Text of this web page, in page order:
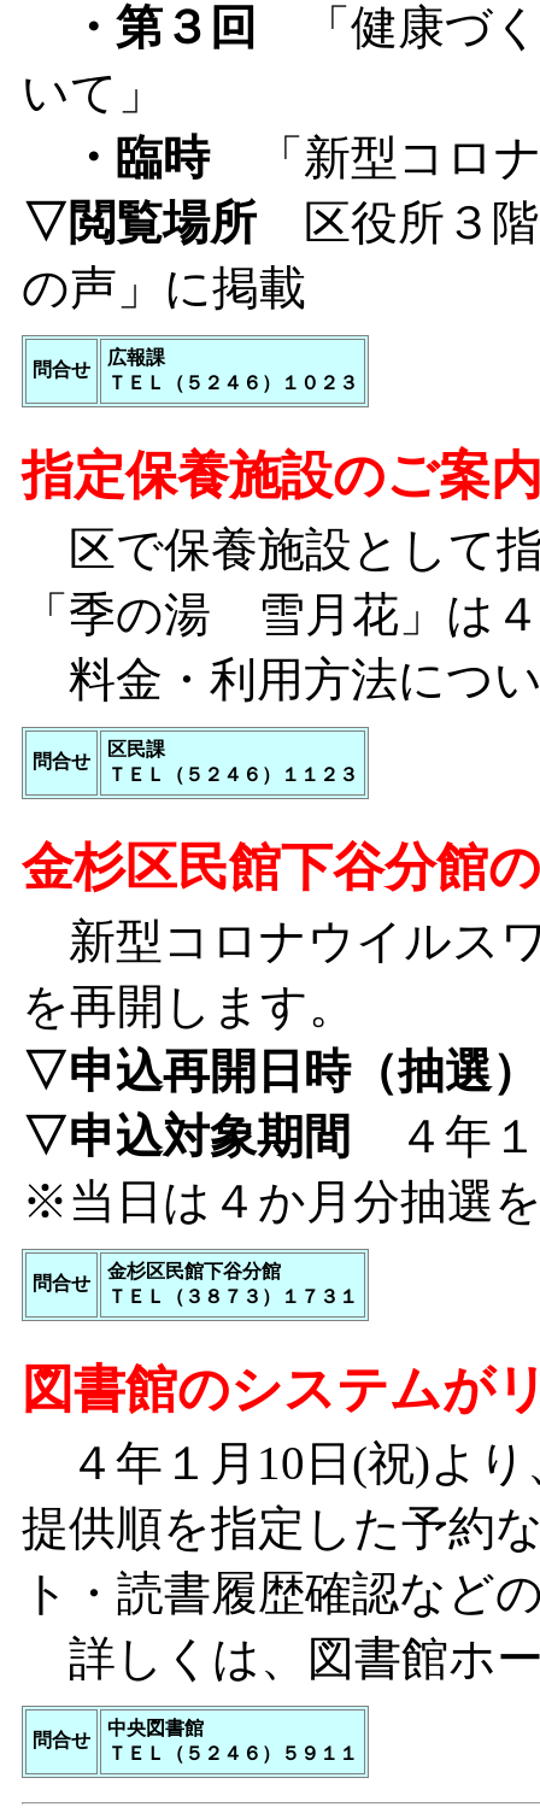
・第３回
「健康づく
いて」
・臨時「新型コロナ
▽閲覧場所
区役所３
の声」に掲載
問合せ
広報課
ＴＥＬ（５２４６）１０２３
指定保養施設のご案
区で保養施設として
「季の湯 雪月花」は
料金・利用方法につ
問合せ
区民課
ＴＥＬ（５２４６）１１２３
金杉区民館下谷分館
新型コロナウイルス
を再開します。
▽申込再開日時（抽選）
▽申込対象期間
４年１
※当日は４か月分抽選
問合せ
金杉区民館下谷分館
ＴＥＬ（３８７３）１７３１
図書館のシステムが
４年１月10日(祝)より
提供順を指定した予約
ト・読書履歴確認など
詳しくは、図書館ホ
問合せ
中央図書館
ＴＥＬ（５２４６）５９１１